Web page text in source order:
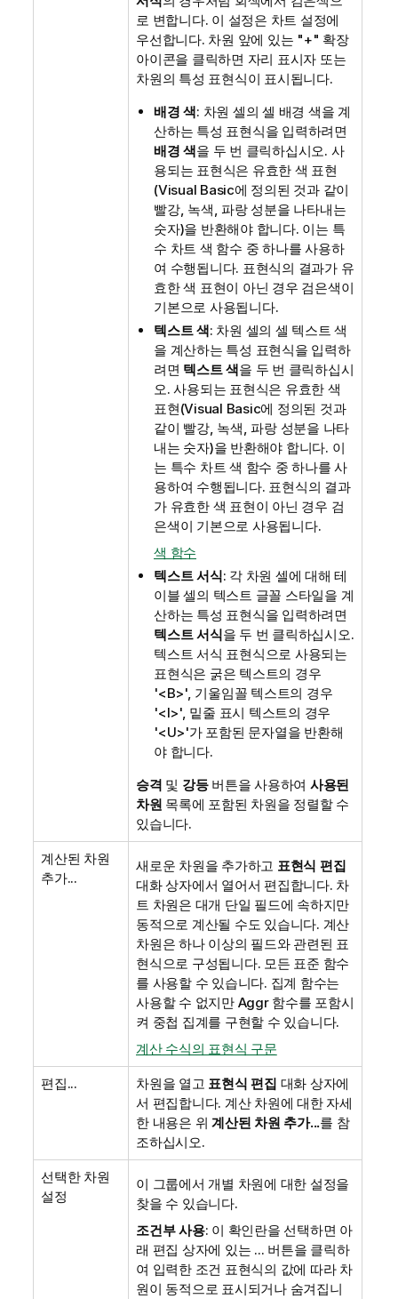
로 변합니다. 이 설정은 차트 설정에
우선합니다. 차원 앞에 있는 "+" 확장
아이콘을 클릭하면 자리 표시자 또는
차원의 특성 표현식이 표시됩니다.
배경 색: 차원 셀의 셀 배경 색을 계
산하는 특성 표현식을 입력하려면
배경 색을 두 번 클릭하십시오. 사
용되는 표현식은 유효한 색 표현
(Visual Basic에 정의된 것과 같이
빨강, 녹색, 파랑 성분을 나타내는
숫자)을 반환해야 합니다. 이는 특
수 차트 색 함수 중 하나를 사용하
여 수행됩니다. 표현식의 결과가 유
효한 색 표현이 아닌 경우 검은색이
기본으로 사용됩니다.
텍스트 색: 차원 셀의 셀 텍스트 색
을 계산하는 특성 표현식을 입력하
려면 텍스트 색을 두 번 클릭하십시
오. 사용되는 표현식은 유효한 색
표현(Visual Basic에 정의된 것과
같이 빨강, 녹색, 파랑 성분을 나타
내는 숫자)을 반환해야 합니다. 이
는 특수 차트 색 함수 중 하나를 사
용하여 수행됩니다. 표현식의 결과
가 유효한 색 표현이 아닌 경우 검
은색이 기본으로 사용됩니다.
색 함수
텍스트 서식: 각 차원 셀에 대해 테
이블 셀의 텍스트 글꼴 스타일을 계
산하는 특성 표현식을 입력하려면
텍스트 서식을 두 번 클릭하십시오.
텍스트 서식 표현식으로 사용되는
표현식은 굵은 텍스트의 경우
'<B>', 기울임꼴 텍스트의 경우
'<I>', 밑줄 표시 텍스트의 경우
'<U>'가 포함된 문자열을 반환해
야 합니다.
승격 및 강등버튼을 사용하여 사용된
차원 목록에 포함된 차원을 정렬할 수
있습니다.
계산된 차원
추가...
새로운 차원을 추가하고 표현식 편집
대화 상자에서 열어서 편집합니다. 차
트 차원은 대개 단일 필드에 속하지만
동적으로 계산될 수도 있습니다. 계산
차원은 하나 이상의 필드와 관련된 표
현식으로 구성됩니다. 모든 표준 함수
를 사용할 수 있습니다. 집계 함수는
사용할 수 없지만 Aggr 함수를 포함시
켜 중첩 집계를 구현할 수 있습니다.
계산 수식의 표현식 구문
편집... 차원을 열고 표현식 편집 대화 상자에
서 편집합니다. 계산 차원에 대한 자세
한 내용은 위 계산된 차원 추가...를 참
조하십시오.
선택한 차원
설정
이 그룹에서 개별 차원에 대한 설정을
찾을 수 있습니다.
조건부 사용: 이 확인란을 선택하면 아
래 편집 상자에 있는 ... 버튼을 클릭하
여 입력한 조건 표현식의 값에 따라 차
원이 동적으로 표시되거나 숨겨집니